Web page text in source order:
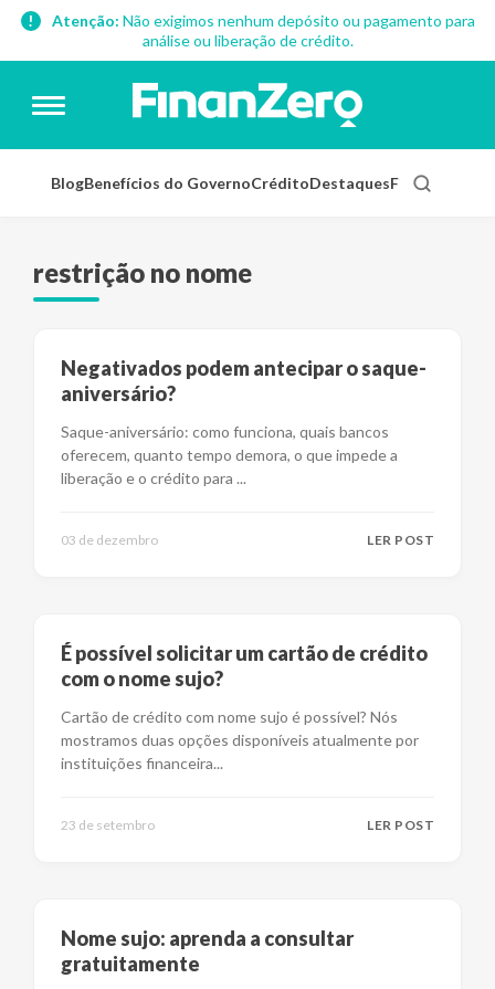
Atenção: Não exigimos nenhum depósito ou pagamento para
análise ou liberação de crédito.
BlogBenefícios do GovernoCréditoDestaquesFinanças
restrição no nome
Negativados podem antecipar o saque-
aniversário?
Saque-aniversário: como funciona, quais bancos
oferecem, quanto tempo demora, o que impede a
liberação e o crédito para ...
03 de dezembro LER POST
É possível solicitar um cartão de crédito
com o nome sujo?
Cartão de crédito com nome sujo é possível? Nós
mostramos duas opções disponíveis atualmente por
instituições financeira...
23 de setembro LER POST
Nome sujo: aprenda a consultar
gratuitamente